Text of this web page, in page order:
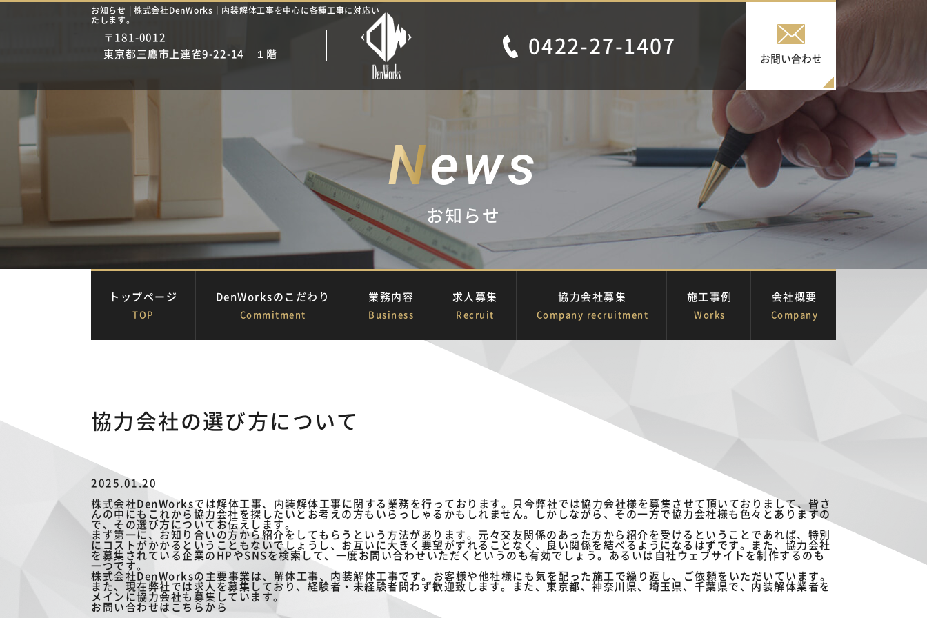
お知らせ | 株式会社DenWorks｜内装解体工事を中心に各種工事に対応い
たします。
〒181-0012
東京都三鷹市上連雀9-22-14 １階
0422-27-1407
お問い合わせ
News
お知らせ
トップページ
TOP
DenWorksのこだわり
Commitment
業務内容
Business
求人募集
Recruit
協力会社募集
Company recruitment
施工事例
Works
会社概要
Company
協力会社の選び方について
2025.01.20
株式会社DenWorksでは解体工事、内装解体工事に関する業務を行っております。只今弊社では協力会社様を募集させて頂いておりまして、皆さ
んの中にもこれから協力会社を探したいとお考えの方もいらっしゃるかもしれません。しかしながら、その一方で協力会社様も色々とありますの
で、その選び方についてお伝えします。
まず第一に、お知り合いの方から紹介をしてもらうという方法があります。元々交友関係のあった方から紹介を受けるということであれば、特別
にコストがかかるということもないでしょうし、お互いに大きく要望がずれることなく、良い関係を結べるようになるはずです。また、協力会社
を募集されている企業のHPやSNSを検索して、一度お問い合わせいただくというのも有効でしょう。あるいは自社ウェブサイトを制作するのも
一つです。
株式会社DenWorksの主要事業は、解体工事、内装解体工事です。お客様や他社様にも気を配った施工で繰り返し、ご依頼をいただいています。
また、現在弊社では求人を募集しており、経験者・未経験者問わず歓迎致します。また、東京都、神奈川県、埼玉県、千葉県で、内装解体業者を
メインに協力会社も募集しています。
お問い合わせはこちらから